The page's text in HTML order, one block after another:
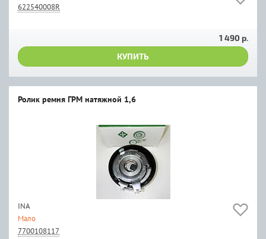
622540008R
1 490 р.
КУПИТЬ
Ролик ремня ГРМ натяжной 1,6
INA
Мало
7700108117